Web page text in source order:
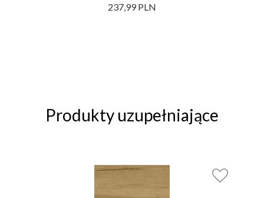
237,99 PLN
Produkty uzupełniające